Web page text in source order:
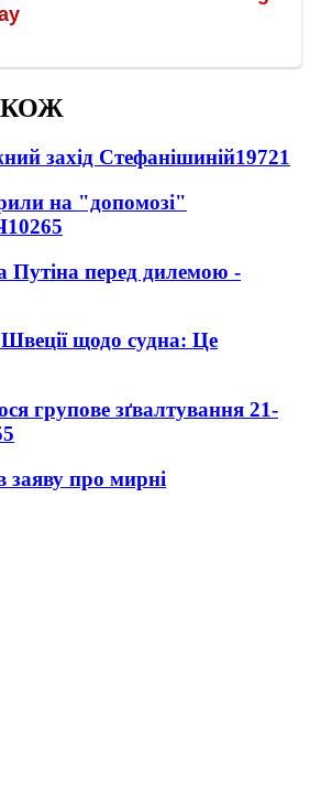
захід Стефанішиній19721
на "допомозі"
10265
Путіна перед дилемою -
щодо судна: Це
групове зґвалтування 21-
заяву про мирні